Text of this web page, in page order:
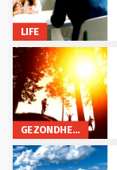
GEZONDHEID